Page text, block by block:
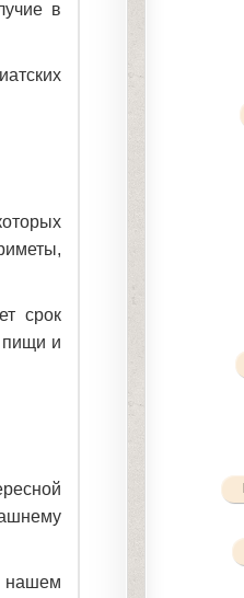
в
срок
пищи и
нашем